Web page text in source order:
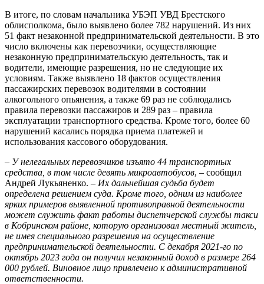
В итоге, по словам начальника УБЭП УВД Брестского
облисполкома, было выявлено более 782 нарушений. Из них
51 факт незаконной предпринимательской деятельности. В это
число включены как перевозчики, осуществляющие
незаконную предпринимательскую деятельность, так и
водители, имеющие разрешения, но не следующие их
условиям. Также выявлено 18 фактов осуществления
пассажирских перевозок водителями в состоянии
алкогольного опьянения, а также 69 раз не соблюдались
правила перевозки пассажиров и 289 раз – правила
эксплуатации транспортного средства. Кроме того, более 60
нарушений касались порядка приема платежей и
использования кассового оборудования.
– У нелегальных перевозчиков изъято 44 транспортных
средства, в том числе девять микроавтобусов, – сообщил
Андрей Лукьяненко. – Их дальнейшая судьба будет
определена решением суда. Кроме того, одним из наиболее
ярких примеров выявленной противоправной деятельности
может служить факт работы диспетчерской службы такси
в Кобринском районе, которую организовал местный житель,
не имея специального разрешения на осуществление
предпринимательской деятельности. С декабря 2021-го по
октябрь 2023 года он получил незаконный доход в размере 264
000 рублей. Виновное лицо привлечено к административной
ответственности.